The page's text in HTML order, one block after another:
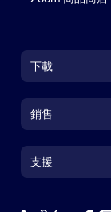
下載
Zoom Rooms
Zoom Rooms
銷售
聯絡銷售人員
支援
支援